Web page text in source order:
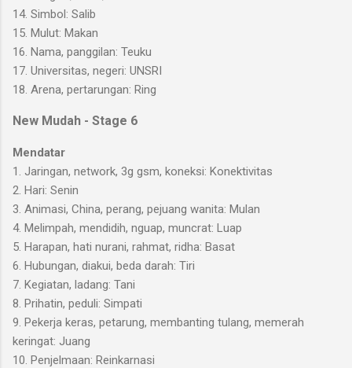
14. Simbol: Salib
15. Mulut: Makan
16. Nama, panggilan: Teuku
17. Universitas, negeri: UNSRI
18. Arena, pertarungan: Ring
New Mudah - Stage 6
Mendatar
1. Jaringan, network, 3g gsm, koneksi: Konektivitas
2. Hari: Senin
3. Animasi, China, perang, pejuang wanita: Mulan
4. Melimpah, mendidih, nguap, muncrat: Luap
5. Harapan, hati nurani, rahmat, ridha: Basat
6. Hubungan, diakui, beda darah: Tiri
7. Kegiatan, ladang: Tani
8. Prihatin, peduli: Simpati
9. Pekerja keras, petarung, membanting tulang, memerah
keringat: Juang
10. Penjelmaan: Reinkarnasi